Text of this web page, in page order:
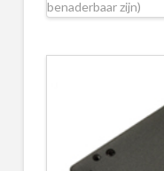
benaderbaar zijn)